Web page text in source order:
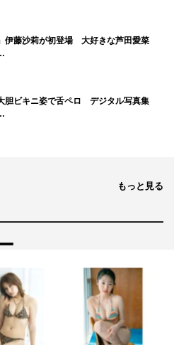
伊藤沙莉が初登場 大好きな芦田愛菜
胆ビキニ姿で舌ペロ デジタル写真集
もっと見る